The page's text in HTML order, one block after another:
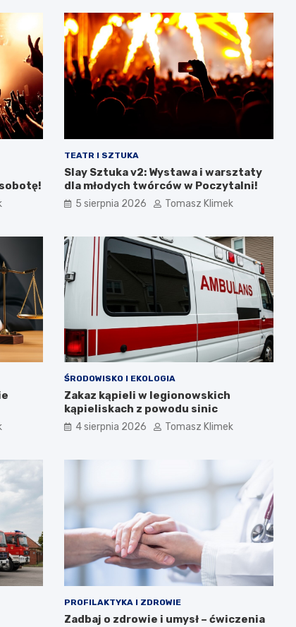
TEATR I SZTUKA
Slay Sztuka v2: Wystawa i warsztaty
dla młodych twórców w Poczytalni!
5 sierpnia 2026 Tomasz Klimek
ŚRODOWISKO I EKOLOGIA
Zakaz kąpieli w legionowskich
kąpieliskach z powodu sinic
4 sierpnia 2026 Tomasz Klimek
PROFILAKTYKA I ZDROWIE
Zadbaj o zdrowie i umysł – ćwiczenia